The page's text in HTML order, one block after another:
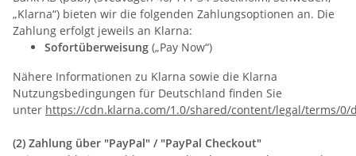
„Klarna“) bieten wir die folgenden Zahlungsoptionen an. Die
Zahlung erfolgt jeweils an Klarna:
Sofortüberweisung („Pay Now“)
Nähere Informationen zu Klarna sowie die Klarna
Nutzungsbedingungen für Deutschland finden Sie
unter https://cdn.klarna.com/1.0/shared/content/legal/terms/0/
(2) Zahlung über "PayPal" / "PayPal Checkout"